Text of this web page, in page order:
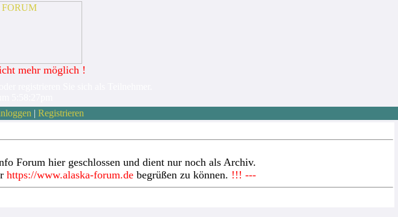
mehr möglich !
| Registrieren
Forum hier geschlossen und dient nur noch als Archiv.
https://www.alaska-forum.de begrüßen zu können. !!! ---